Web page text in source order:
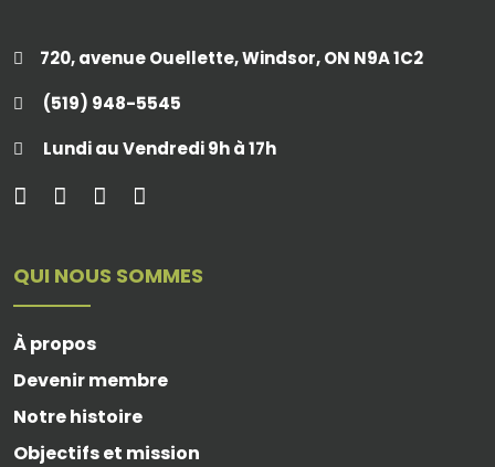
720, avenue Ouellette, Windsor, ON N9A 1C2
(519) 948-5545
Lundi au Vendredi 9h à 17h
QUI NOUS SOMMES
À propos
Devenir membre
Notre histoire
Objectifs et mission